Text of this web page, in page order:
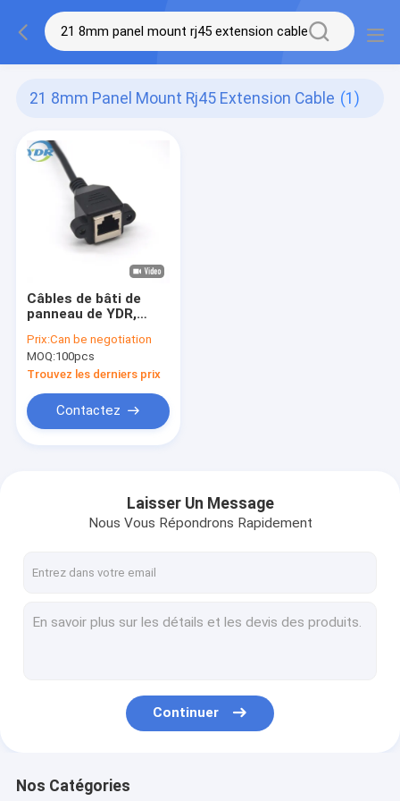
21 8mm Panel Mount Rj45 Extension Cable (1)
Câbles de bâti de
panneau de YDR,
bâti Rj45 de panneau
de 21.8mm
Prix:Can be negotiation
MOQ:100pcs
Trouvez les derniers prix
Contactez
Laisser Un Message
Nous Vous Répondrons Rapidement
Continuer
Nos Catégories